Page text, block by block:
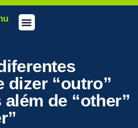
dizer “outro”
de “other”